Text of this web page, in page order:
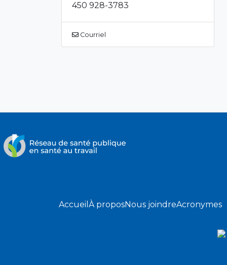
450 928-3783
Courriel
Accueil À proposNous joindreAcronymes